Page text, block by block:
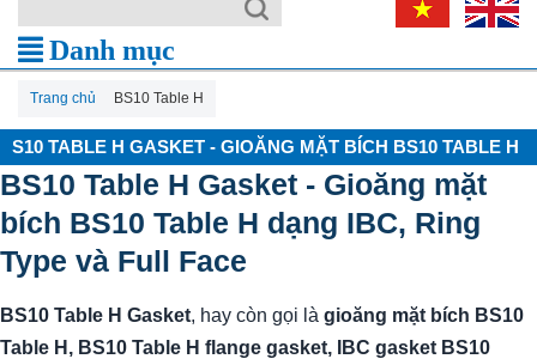
Danh mục
Trang chủ BS10 Table H
S10 TABLE H GASKET - GIOĂNG MẶT BÍCH BS10 TABLE H
BS10 Table H Gasket - Gioăng mặt
bích BS10 Table H dạng IBC, Ring
Type và Full Face
BS10 Table H Gasket, hay còn gọi là gioăng mặt bích BS10
Table H, BS10 Table H flange gasket, IBC gasket BS10